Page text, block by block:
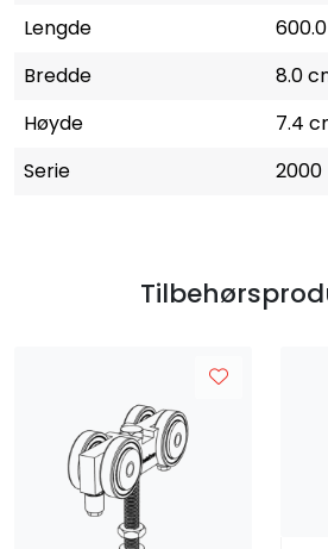
Lengde
Bredde
8.0
Høyde
7.4
Serie
2000